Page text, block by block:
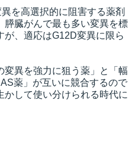
を高選択的に阻害する薬剤
膵臓がんで最も多い変異を標
が、適応はG12D変異に限ら
変異を強力に狙う薬」と「幅
薬」が互いに競合するので
して使い分けられる時代に